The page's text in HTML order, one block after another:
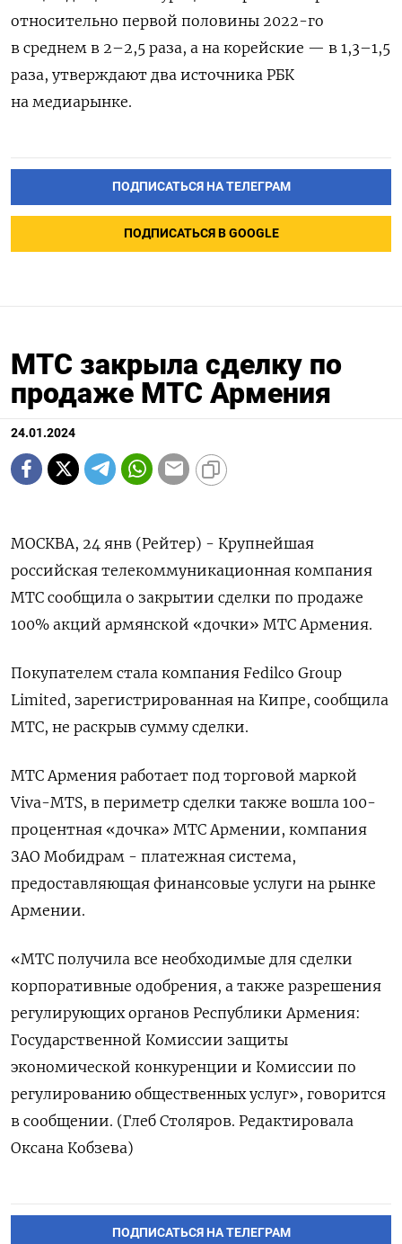
относительно первой половины 2022-го
в среднем в 2–2,5 раза, а на корейские — в 1,3–1,5
раза, утверждают два источника РБК
на медиарынке.
ПОДПИСАТЬСЯ НА ТЕЛЕГРАМ
ПОДПИСАТЬСЯ В GOOGLE
МТС закрыла сделку по
продаже МТС Армения
24.01.2024
МОСКВА, 24 янв (Рейтер) - Крупнейшая
российская телекоммуникационная компания
МТС сообщила о закрытии сделки по продаже
100% акций армянской «дочки» МТС Армения.
Покупателем стала компания Fedilco Group
Limited, зарегистрированная на Кипре, сообщила
МТС, не раскрыв сумму сделки.
МТС Армения работает под торговой маркой
Viva-MTS, в периметр сделки также вошла 100-
процентная «дочка» МТС Армении, компания
ЗАО Мобидрам - платежная система,
предоставляющая финансовые услуги на рынке
Армении.
«МТС получила все необходимые для сделки
корпоративные одобрения, а также разрешения
регулирующих органов Республики Армения:
Государственной Комиссии защиты
экономической конкуренции и Комиссии по
регулированию общественных услуг», говорится
в сообщении. (Глеб Столяров. Редактировала
Оксана Кобзева)
ПОДПИСАТЬСЯ НА ТЕЛЕГРАМ